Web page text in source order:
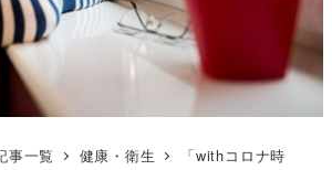
事一覧 健康・衛生
「withコロナ時